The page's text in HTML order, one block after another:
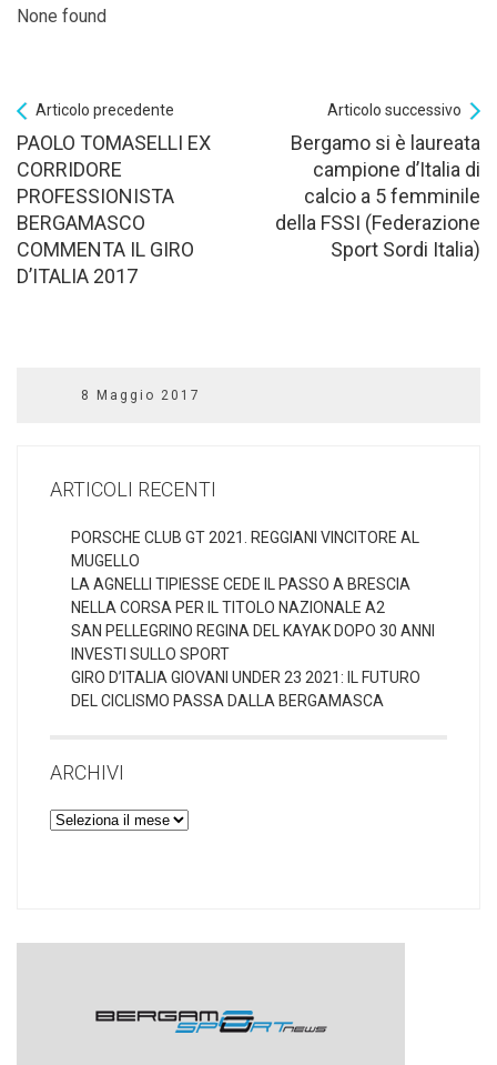
None found
Articolo precedente
PAOLO TOMASELLI EX
CORRIDORE
PROFESSIONISTA
BERGAMASCO
COMMENTA IL GIRO
D’ITALIA 2017
Articolo successivo
Bergamo si è laureata
campione d’Italia di
calcio a 5 femminile
della FSSI (Federazione
Sport Sordi Italia)
8 Maggio 2017
ARTICOLI RECENTI
PORSCHE CLUB GT 2021. REGGIANI VINCITORE AL
MUGELLO
LA AGNELLI TIPIESSE CEDE IL PASSO A BRESCIA
NELLA CORSA PER IL TITOLO NAZIONALE A2
SAN PELLEGRINO REGINA DEL KAYAK DOPO 30 ANNI
INVESTI SULLO SPORT
GIRO D’ITALIA GIOVANI UNDER 23 2021: IL FUTURO
DEL CICLISMO PASSA DALLA BERGAMASCA
ARCHIVI
Archivi